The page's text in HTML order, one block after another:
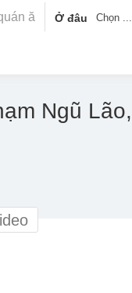
Ở đâu Chọn ...
Ngũ Lão,